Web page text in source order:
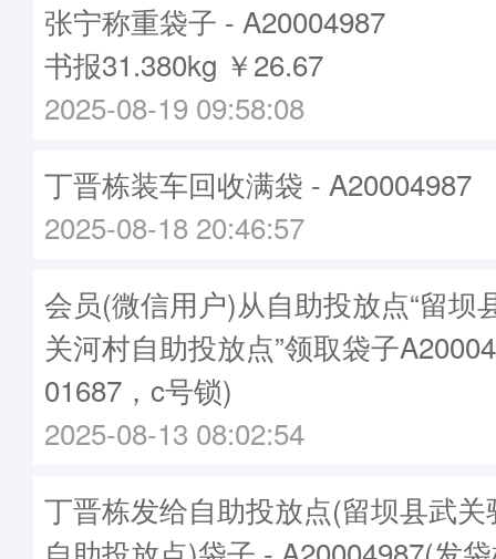
张宁称重袋子 - A20004987
书报31.380kg ￥26.67
2025-08-19 09:58:08
丁晋栋装车回收满袋 - A20004987
2025-08-18 20:46:57
会员(微信用户)从自助投放点“留坝
关河村自助投放点”领取袋子
01687，c号锁)
2025-08-13 08:02:54
丁晋栋发给自助投放点(留坝县武